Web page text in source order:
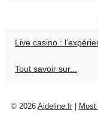
Live casino :
Tout savoir sur...
© 2026 Aideline.fr|